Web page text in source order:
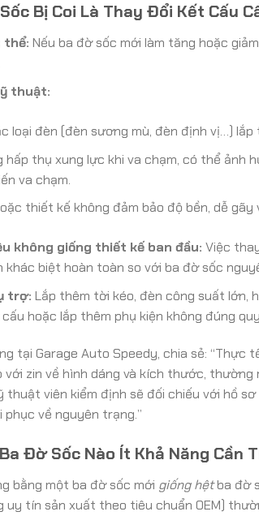
Bị Coi Là Thay Đổi Kết Cấu
thể: Nếu ba đờ sốc mới làm tăng hoặc
thuật:
loại đèn (đèn sương mù, đèn định vị…) lắp
hấp thụ xung lực khi va chạm, có thể
va chạm.
thiết kế không đảm bảo độ bền, dễ gãy
không giống thiết kế ban đầu: Việc
khác biệt hoàn toàn so với ba đờ sốc
trợ: Lắp thêm tời kéo, đèn công suất lớn,
hoặc lắp thêm phụ kiện không đúng
tại Garage Auto Speedy, chia sẻ:
zin về hình dáng và kích thước,
thuật viên kiểm định sẽ đối chiếu với hồ
về nguyên trạng.”
Đờ Sốc Nào Ít Khả Năng Cần
bằng một ba đờ sốc mới giống hệtba đờ
tín sản xuất theo tiêu chuẩn OEM)